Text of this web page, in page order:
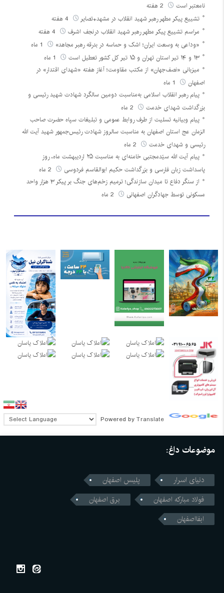
نامعتبر است
تشییع پیکر مطهر رهبر شهید انقلاب در مشهد+تصایر
مراسم تشییع پیکر مطهر رهبر شهید انقلاب درنجف اشرف
«وداعی به وسعت ایران؛ اشک و حماسه در بدرقه رهبر مجاهد»
۱۳ و ۱۴ تیر استان تهران و ۱۵ تیر کل کشور تعطیل است
میزبانی «نصف‌جهان» از مکتب مقاومت؛ آغاز هفته «شهدای اقتدار» در
اصفهان
پیام رهبر انقلاب اسلامی به‌مناسبت دومین سالگرد شهادت شهید رئیسی و
بزرگداشت شهدای خدمت
پیام وبیانیه تسلیت از طرف روابط عمومی و تبلیغات سپاه حضرت صاحب
الزمان عج استان اصفهان به مناسبت سالروز شهادت رئیس‌جمهور شهید آیت الله
رئیسی و شهدای خدمت
پیام آیت الله سیّدمجتبی خامنه‌ای به مناسبت ۲۵ اردیبهشت ماه، روز
پاسداشت زبان فارسی و بزرگداشت حکیم ابوالقاسم فردوسی
از سنگر دفاع تا میدان سازندگی؛ ترمیم زخم‌های جنگ بر پیکر ۳ هزار واحد
مسکونی توسط جهادگران اصفهانی
Powered by Translate
موضوعات داغ:
دنیای اسرار
پلیس اصفهان
فولاد مبارکه اصفهان
برق اصفهان
ابفااصفهان